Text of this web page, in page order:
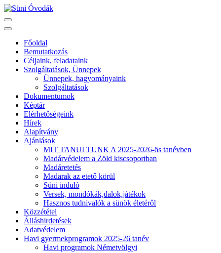
Skip
to
content
Enter)
Főoldal
Bemutatkozás
Céljaink, feladataink
Szolgáltatások, Ünnepek
Ünnepek, hagyományaink
Szolgáltatások
Dokumentumok
Képtár
Elérhetőségeink
Hírek
Alapítvány
Ajánlások
MIT TANULTUNK A 2025-2026-ös tanévben
Madárvédelem a Zöld kiscsoportban
Madáretetés
Madarak az etető körül
Süni induló
Versek, mondókák,dalok,játékok
Hasznos tudnivalók a sünök életéről
Közzététel
Álláshirdetések
Adatvédelem
Havi gyermekprogramok 2025-26 tanév
Havi programok Németvölgyi